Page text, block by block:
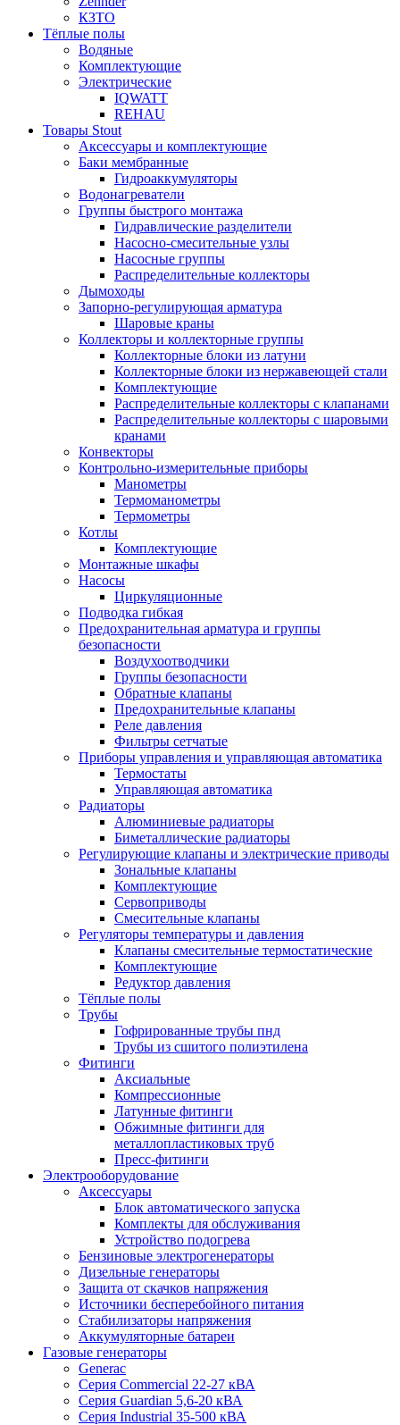
КЗТО
Тёплые полы
Водяные
Комплектующие
Электрические
IQWATT
REHAU
Товары Stout
Аксессуары и комплектующие
Баки мембранные
Гидроаккумуляторы
Водонагреватели
Группы быстрого монтажа
Гидравлические разделители
Насосно-смесительные узлы
Насосные группы
Распределительные коллекторы
Дымоходы
Запорно-регулирующая арматура
Шаровые краны
Коллекторы и коллекторные группы
Коллекторные блоки из латуни
Коллекторные блоки из нержавеющей стали
Комплектующие
Распределительные коллекторы с клапанами
Распределительные коллекторы с шаровыми
кранами
Конвекторы
Контрольно-измерительные приборы
Манометры
Термоманометры
Термометры
Котлы
Комплектующие
Монтажные шкафы
Насосы
Циркуляционные
Подводка гибкая
Предохранительная арматура и группы
безопасности
Воздухоотводчики
Группы безопасности
Обратные клапаны
Предохранительные клапаны
Реле давления
Фильтры сетчатые
Приборы управления и управляющая автоматика
Термостаты
Управляющая автоматика
Радиаторы
Алюминиевые радиаторы
Биметаллические радиаторы
Регулирующие клапаны и электрические приводы
Зональные клапаны
Комплектующие
Сервоприводы
Смесительные клапаны
Регуляторы температуры и давления
Клапаны смесительные термостатические
Комплектующие
Редуктор давления
Тёплые полы
Трубы
Гофрированные трубы пнд
Трубы из сшитого полиэтилена
Фитинги
Аксиальные
Компрессионные
Латунные фитинги
Обжимные фитинги для
металлопластиковых труб
Пресс-фитинги
Электрооборудование
Аксессуары
Блок автоматического запуска
Комплекты для обслуживания
Устройство подогрева
Бензиновые электрогенераторы
Дизельные генераторы
Защита от скачков напряжения
Источники бесперебойного питания
Стабилизаторы напряжения
Аккумуляторные батареи
Газовые генераторы
Generac
Серия Commercial 22-27 кВА
Серия Guardian 5,6-20 кВА
Серия Industrial 35-500 кВА